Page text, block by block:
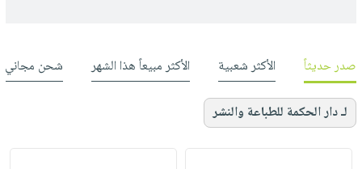
صدر حديثاً الأكثر شعبية الأكثر مبيعاً هذا الشهر شحن مجاني
لـ دار الحكمة للطباعة والنشر